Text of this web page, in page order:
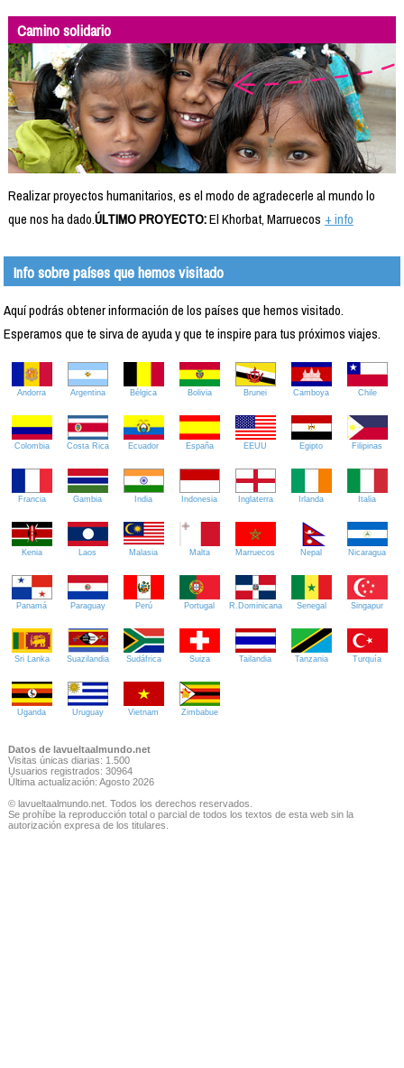
Camino solidario
Realizar proyectos humanitarios, es el modo de agradecerle al mundo lo
que nos ha dado.ÚLTIMO PROYECTO:El Khorbat, Marruecos + info
Info sobre países que hemos visitado
Aquí podrás obtener información de los países que hemos visitado.
Esperamos que te sirva de ayuda y que te inspire para tus próximos viajes.
Andorra Argentina Bélgica Bolivia Brunei Camboya Chile
Colombia Costa Rica Ecuador España EEUU Egipto Filipinas
Francia Gambia India Indonesia Inglaterra Irlanda Italia
Kenia Laos Malasia Malta Marruecos Nepal Nicaragua
Panamá Paraguay Perú Portugal R.Dominicana Senegal Singapur
Sri Lanka Suazilandia Sudáfrica Suiza Tailandia Tanzania Turquía
Uganda Uruguay Vietnam Zimbabue
Datos de lavueltaalmundo.net
Visitas únicas diarias: 1.500
Usuarios registrados: 30964
Última actualización: Agosto 2026
© lavueltaalmundo.net. Todos los derechos reservados.
Se prohíbe la reproducción total o parcial de todos los textos de esta web sin la
autorización expresa de los titulares.